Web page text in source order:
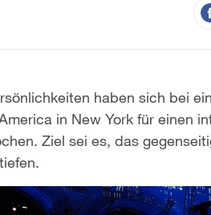
haben sich bei
in New York für einen
Ziel sei es, das